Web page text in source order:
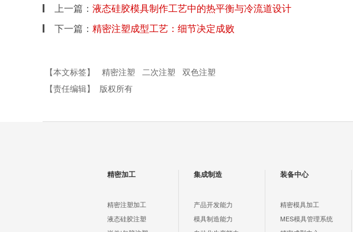
上一篇： 液态硅胶模具制作工艺中的热平衡与冷流道设计
下一篇： 精密注塑成型工艺：细节决定成败
【本文标签】 精密注塑 二次注塑
双色注塑
【责任编辑】
版权所有
精密加工
精密注塑加工
液态硅胶注塑
集成制造
产品开发能力
模具制造能力
装备中心
精密模具加工
MES模具管理系统